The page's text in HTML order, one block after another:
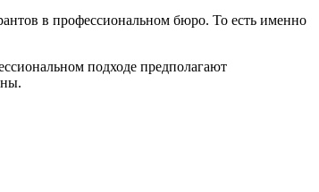
в профессиональном бюро. То есть именно
подходе предполагают